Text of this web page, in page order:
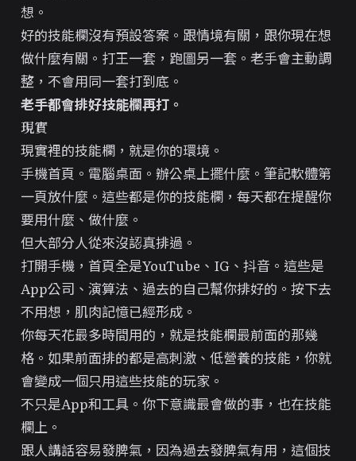
想。
好的技能欄沒有預設答案。跟情境有關，跟你現在想
做什麼有關。打王一套，跑圖另一套。老手會主動調
整，不會用同一套打到底。
老手都會排好技能欄再打。
現實
現實裡的技能欄，就是你的環境。
手機首頁。電腦桌面。辦公桌上擺什麼。筆記軟體第
一頁放什麼。這些都是你的技能欄，每天都在提醒你
要用什麼、做什麼。
但大部分人從來沒認真排過。
打開手機，首頁全是YouTube、IG、抖音。這些是
App公司、演算法、過去的自己幫你排好的。按下去
不用想，肌肉記憶已經形成。
你每天花最多時間用的，就是技能欄最前面的那幾
格。如果前面排的都是高刺激、低營養的技能，你就
會變成一個只用這些技能的玩家。
不只是App和工具。你下意識最會做的事，也在技能
欄上。
跟人講話容易發脾氣，因為過去發脾氣有用，這個技